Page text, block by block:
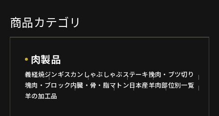
商品カテゴリ
肉製品
義経焼ジンギスカン しゃぶしゃぶ ステーキ挽肉・ブツ切り
塊肉・ブロック内臓・骨・脂マトン 日本産羊肉部位別一覧
羊の加工品